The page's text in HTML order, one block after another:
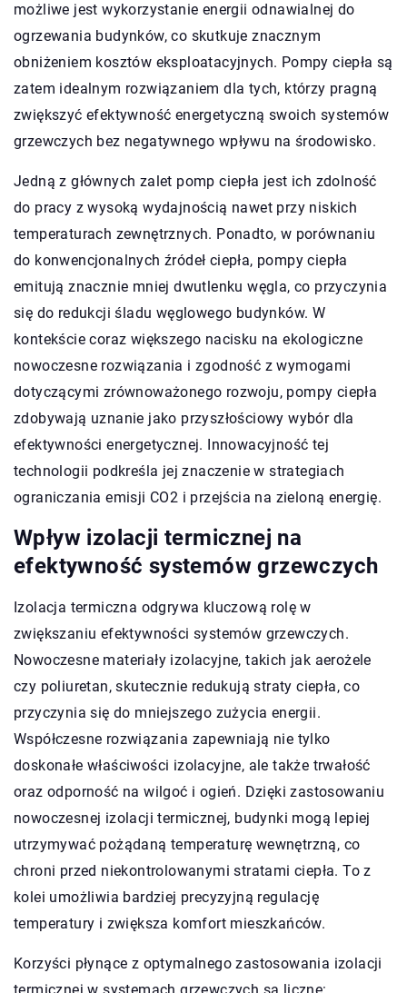
możliwe jest wykorzystanie energii odnawialnej do
ogrzewania budynków, co skutkuje znacznym
obniżeniem kosztów eksploatacyjnych. Pompy ciepła są
zatem idealnym rozwiązaniem dla tych, którzy pragną
zwiększyć efektywność energetyczną swoich systemów
grzewczych bez negatywnego wpływu na środowisko.
Jedną z głównych zalet pomp ciepła jest ich zdolność
do pracy z wysoką wydajnością nawet przy niskich
temperaturach zewnętrznych. Ponadto, w porównaniu
do konwencjonalnych źródeł ciepła, pompy ciepła
emitują znacznie mniej dwutlenku węgla, co przyczynia
się do redukcji śladu węglowego budynków. W
kontekście coraz większego nacisku na ekologiczne
nowoczesne rozwiązania i zgodność z wymogami
dotyczącymi zrównoważonego rozwoju, pompy ciepła
zdobywają uznanie jako przyszłościowy wybór dla
efektywności energetycznej. Innowacyjność tej
technologii podkreśla jej znaczenie w strategiach
ograniczania emisji CO2 i przejścia na zieloną energię.
Wpływ izolacji termicznej na
efektywność systemów grzewczych
Izolacja termiczna odgrywa kluczową rolę w
zwiększaniu efektywności systemów grzewczych.
Nowoczesne materiały izolacyjne, takich jak aerożele
czy poliuretan, skutecznie redukują straty ciepła, co
przyczynia się do mniejszego zużycia energii.
Współczesne rozwiązania zapewniają nie tylko
doskonałe właściwości izolacyjne, ale także trwałość
oraz odporność na wilgoć i ogień. Dzięki zastosowaniu
nowoczesnej izolacji termicznej, budynki mogą lepiej
utrzymywać pożądaną temperaturę wewnętrzną, co
chroni przed niekontrolowanymi stratami ciepła. To z
kolei umożliwia bardziej precyzyjną regulację
temperatury i zwiększa komfort mieszkańców.
Korzyści płynące z optymalnego zastosowania izolacji